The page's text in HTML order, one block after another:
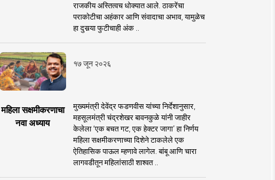
राजकीय अस्तित्वच धोक्यात आले. ठाकरेंचा
पराकोटीचा अहंकार आणि संवादाचा अभाव, यामुळेच
हा दुसर्‍या फुटीचाही अंक ..
१७ जून २०२६
महिला सक्षमीकरणाचा
नवा अध्याय
मुख्यमंत्री देवेंद्र फडणवीस यांच्या निर्देशानुसार,
महसूलमंत्री चंद्रशेखर बावनकुळे यांनी जाहीर
केलेला ‘एक बचत गट, एक हेक्टर जागा’ हा निर्णय
महिला सक्षमीकरणाच्या दिशेने टाकलेले एक
ऐतिहासिक पाऊल म्हणावे लागेल. बांबू आणि चारा
लागवडीतून महिलांसाठी शाश्वत ..